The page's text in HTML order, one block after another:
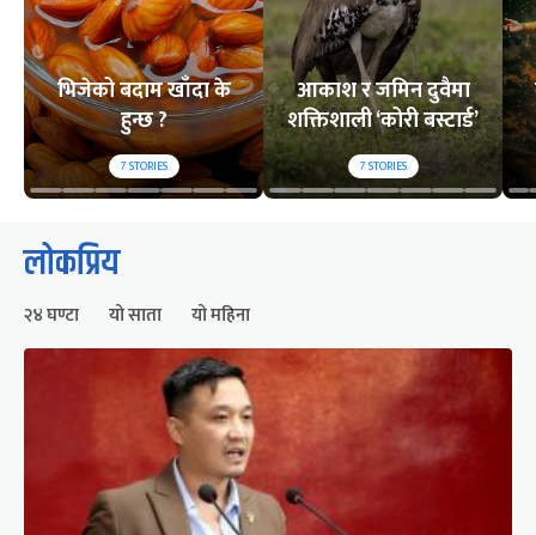
भिजेको बदाम खाँदा के
हुन्छ ?
7STORIES
आकाश र जमिन दुवैमा
शक्तिशाली ‘कोरी बस्टार्ड’
7STORIES
लोकप्रिय
२४ घण्टा यो साता यो महिना